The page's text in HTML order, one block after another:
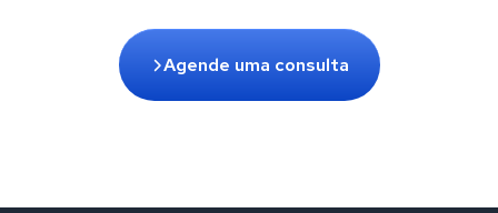
Agende uma consulta